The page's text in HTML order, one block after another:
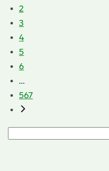
2
3
4
5
6
...
567